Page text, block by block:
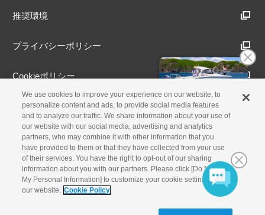
推奨環境
プライバシーポリシー
Cookieポリシー
アクセシビリティ方針
古物営業法に基づく表示
製品・事業のお問合せ
We use cookies to improve your experience on our website, to
personalize content and ads, to provide social media features
and to analyze our traffic. We share information about your use of
our website with our social media, advertising and analytics
partners, who may combine it with other information that you
have provided to them or that they have collected from your use
of their services. You have the right to opt-out of our sharing
information about you with our partners. Please click [Do Not Sell
My Personal Information] to customize your cookie settings on
our website. Cookie Policy